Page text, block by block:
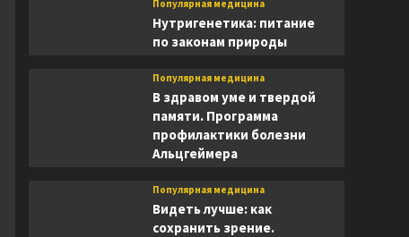
Популярная медицина
Нутригенетика: питание
по законам природы
Популярная медицина
В здравом уме и твердой
памяти. Программа
профилактики болезни
Альцгеймера
Популярная медицина
Видеть лучше: как
сохранить зрение.